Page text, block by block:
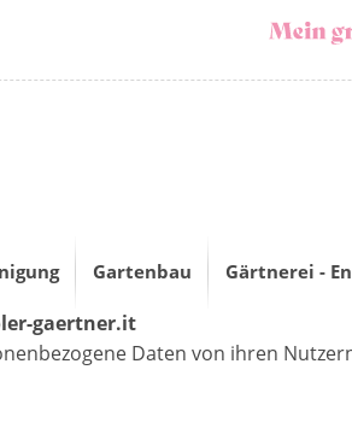
Gartenbau Gärtnerei -
gaertner.it
Daten von ihren